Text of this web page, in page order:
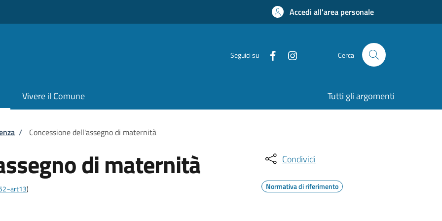
Accedi all'area personale
Seguici su Cerca
Vivere il Comune Tutti gli argomenti
/ Concessione dell'assegno di maternità
di maternità
)
Condividi
Normativa di riferimento